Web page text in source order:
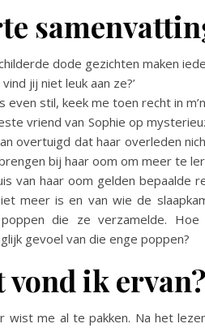
dode gezichten maken
jij niet leuk aan ze?’
even stil, keek me toen recht in
vriend van Sophie op
overtuigd dat haar overleden
bij haar oom om meer te
van haar oom gelden bepaalde
meer is en van wie de
die ze verzamelde. Hoe
gevoel van die enge poppen?
vond ik
wist me al te pakken. Na het